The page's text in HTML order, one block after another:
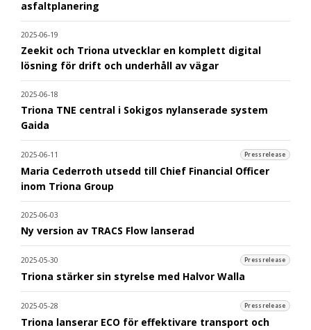
asfaltplanering
2025-06-19
Zeekit och Triona utvecklar en komplett digital
lösning för drift och underhåll av vägar
2025-06-18
Triona TNE central i Sokigos nylanserade system
Gaida
2025-06-11 Pressrelease
Maria Cederroth utsedd till Chief Financial Officer
inom Triona Group
2025-06-03
Ny version av TRACS Flow lanserad
2025-05-30 Pressrelease
Triona stärker sin styrelse med Halvor Walla
2025-05-28 Pressrelease
Triona lanserar ECO för effektivare transport och